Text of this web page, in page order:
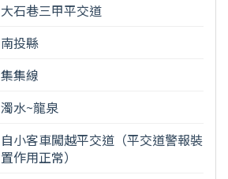
大石巷三甲平交道
南投縣
集集線
濁水~龍泉
自小客車闖越平交道（平交道警報裝
置作用正常）